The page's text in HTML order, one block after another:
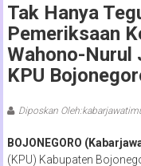
Tak Hanya
Pemeriksaan
Wahono-Nurul
KPU
Diposkan
BOJONEGORO
(KPU) Kabupaten